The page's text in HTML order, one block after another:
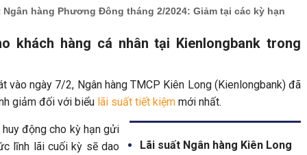
Ngân hàng Phương Đông tháng 2/2024: Giảm tại các kỳ hạn
khách hàng cá nhân tại Kienlongbank trong
vào ngày 7/2, Ngân hàng TMCP Kiên Long (Kienlongbank) đã
giảm đối với biểu lãi suất tiết kiệm mới nhất.
Lãi suất Ngân hàng Kiên Long
động cho kỳ hạn gửi
lĩnh lãi cuối kỳ sẽ dao